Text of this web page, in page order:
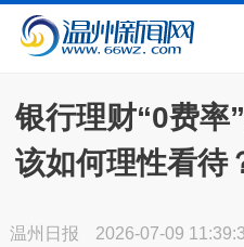
银行理财“0费率
该如何理性看待
温州日报 2026-07-09